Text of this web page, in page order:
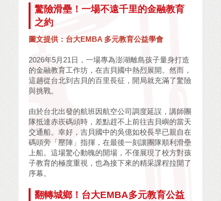
驚險滑壘！一場不遠千里的金融教育
之約
圖文提供：台大EMBA 多元教育公益學會
2026年5月21日，一場專為澎湖離島孩子量身打造
的金融教育工作坊，在吉貝國中熱烈展開。然而，
這趟從台北到吉貝的百里長征，開局就充滿了驚險
與挑戰。
由於台北出發的航班因航空公司調度延誤，講師團
隊抵達赤崁碼頭時，差點趕不上前往吉貝嶼的當天
交通船。幸好，吉貝國中的吳億如校長早已親自在
碼頭旁「壓陣」指揮，在最後一刻讓團隊順利滑壘
上船。這場驚心動魄的開場，不僅展現了校方對孩
子教育的極度重視，也為接下來的精采課程拉開了
序幕。
翻轉城鄉！台大EMBA多元教育公益